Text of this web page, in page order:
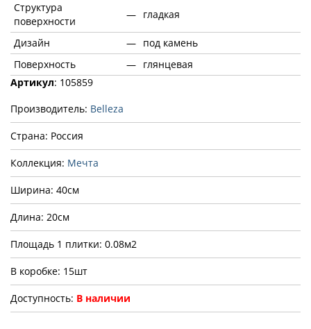
Структура
поверхности
— гладкая
Дизайн — под камень
Поверхность
— глянцевая
Артикул: 105859
Производитель: Belleza
Страна: Россия
Коллекция: Мечта
Ширина: 40см
Длина: 20см
Площадь 1 плитки: 0.08м2
В коробке: 15шт
Доступность: В наличии